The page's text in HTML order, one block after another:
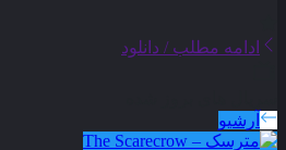
ادامه مطلب / دانلود
آرشیو